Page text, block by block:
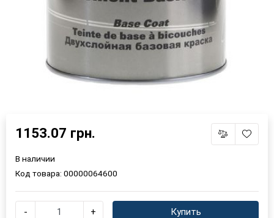
1153.07 грн.
В наличии
Код товара: 00000064600
- + Купить